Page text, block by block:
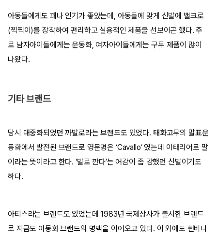
아동들에게도 꽤나 인기가 좋았는데, 아동들에 맞게 신발에 밸크로
(찍찍이)를 장착하여 편리하고 실용적인 제품을 선보이곤 했다. 주
로 남자아이들에게는 운동화, 여자아이들에게는 구두 제품이 많이
나왔다.
기타 브랜드
당시 대중화되었던 까발로라는 브랜드도 있었다. 태화고무의 말표운
동화에서 발전된 브랜드로 영문명은 ‘Cavallo’ 였는데 이태리어로 말
이라는 뜻이라고 한다. ‘발로 깐다’는 어감이 좀 강했던 신발이기도
하다.
아티스라는 브랜드도 있었는데 1983년 국제상사가 출시한 브랜드
로 지금도 아동화 브랜드의 명맥을 이어오고 있다. 이 외에도 썬비나